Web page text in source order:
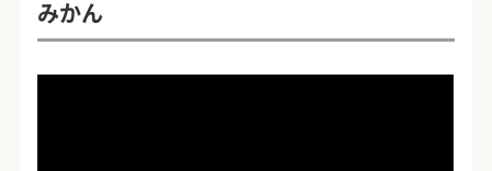
みかん